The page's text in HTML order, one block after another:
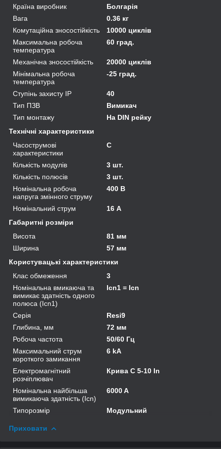
Країна виробник
Болгарія
Вага
0.36 кг
Комутаційна зносостійкість
10000 циклів
Максимальна робоча
температура
60 град.
Механічна зносостійкість
20000 циклів
Мінімальна робоча
температура
-25 град.
Ступінь захисту IP
40
Тип ПЗВ
Вимикач
Тип монтажу
На DIN рейку
Технічні характеристики
Часострумові
характеристики
C
Кількість модулів
3 шт.
Кількість полюсів
3 шт.
Номінальна робоча
напруга змінного струму
400 В
Номінальний струм
16 А
Габаритні розміри
Висота
81 мм
Ширина
57 мм
Користувацькі характеристики
Клас обмеження
3
Номінальна вмикаюча та
вимикає здатність одного
полюса (Icn1)
Icn1 = Icn
Серія
Resi9
Глибина, мм
72 мм
Робоча частота
50/60 Гц
Максимальний струм
короткого замикання
6 kA
Електромагнітний
розчіплювач
Крива C 5-10 In
Номінальна найбільша
вимикаюча здатність (Icn)
6000 A
Типорозмір Модульний
Приховати